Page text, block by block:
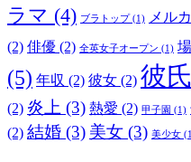
ラマ (4) ブラトップ(1) メル
(2) 俳優 (2) 全英女子オープン (1)
(5) 年収 (2) 彼女 (2) 彼氏
(2) 炎上 (3) 熱愛 (2) 甲子園 (1)
(2) 結婚 (3) 美女 (3) 美少女